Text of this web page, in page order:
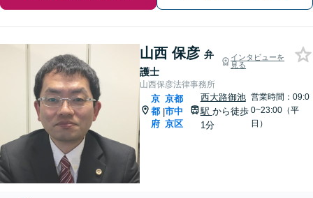
山西 保彦 弁
護士
インタビューを
見る
山西保彦法律事務所
京
都
府
|
京都
市中
京区
西大路御池
駅 から徒歩
1分
営業時間：09:0
0~23:00（平
日）